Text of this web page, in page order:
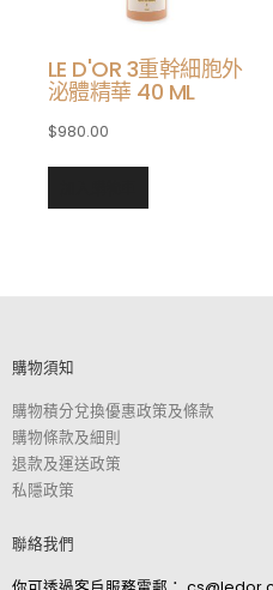
LE D'OR 3重幹細胞外
泌體精華 40 ML
$980.00
購物須知
購物積分兌換優惠政策及條款
購物條款及細則
退款及運送政策
私隱政策
聯絡我們